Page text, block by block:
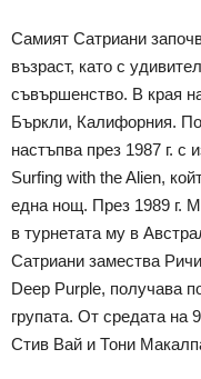
Самият Сатриани
възраст, като с
съвършенство. В края
Бъркли, Калифорния.
настъпва през 1987 г. с
Surfing with the Alien,
една нощ. През 1989 г.
в турнетата му в
Сатриани замества
Deep Purple, получава
групата. От средата на
Стив Вай и Тони